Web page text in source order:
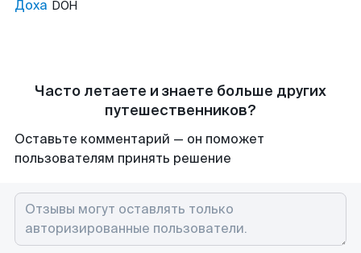
Доха DOH
Часто летаете и знаете больше других
путешественников?
Оставьте комментарий — он поможет
пользователям принять решение